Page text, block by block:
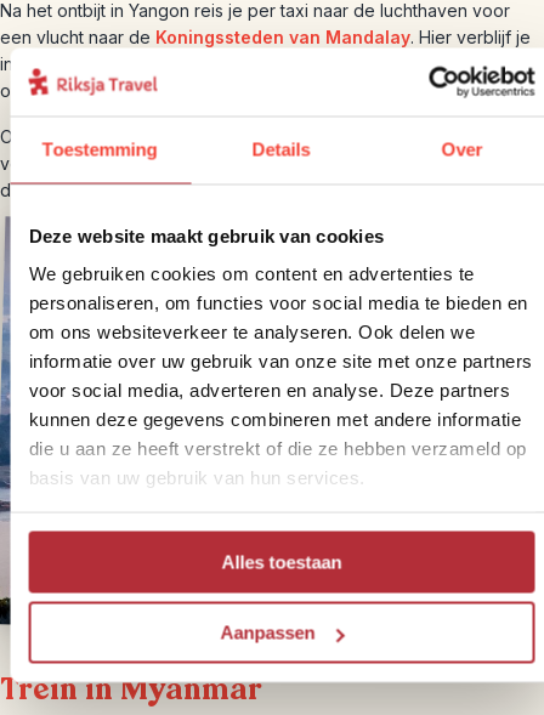
Toestemming Details Over
Deze website maakt gebruik van cookies
We gebruiken cookies om content en advertenties te
personaliseren, om functies voor social media te bieden en
om ons websiteverkeer te analyseren. Ook delen we
informatie over uw gebruik van onze site met onze partners
voor social media, adverteren en analyse. Deze partners
kunnen deze gegevens combineren met andere informatie
die u aan ze heeft verstrekt of die ze hebben verzameld op
basis van uw gebruik van hun services.
Alles toestaan
Aanpassen
Na het ontbijt in Yangon reis je per taxi naar de luchthaven voor
een vlucht naar de Koningssteden van Mandalay. Hier verblijf je
in een kleinschalige guesthouse gerund door een lokale familie en
ontdek je omringende koningssteden.
Of je vliegt naar een plek waar nog weinig toeristen komen en
verkent het plattelandsleven in de noordelijke Shan provincie met
de bouwsteenRijstbus en Shan noedels
Trein in Myanmar